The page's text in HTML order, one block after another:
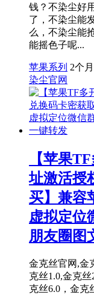
钱？不染尘好
了，不染尘能
么，不染尘能
能摇色子呢...
苹果系列 2个
染尘官网
【苹果
址激活授
买】兼容
虚拟定位
朋友圈图
金克丝官网,金
克丝1.0,金克
克丝6.0，金克